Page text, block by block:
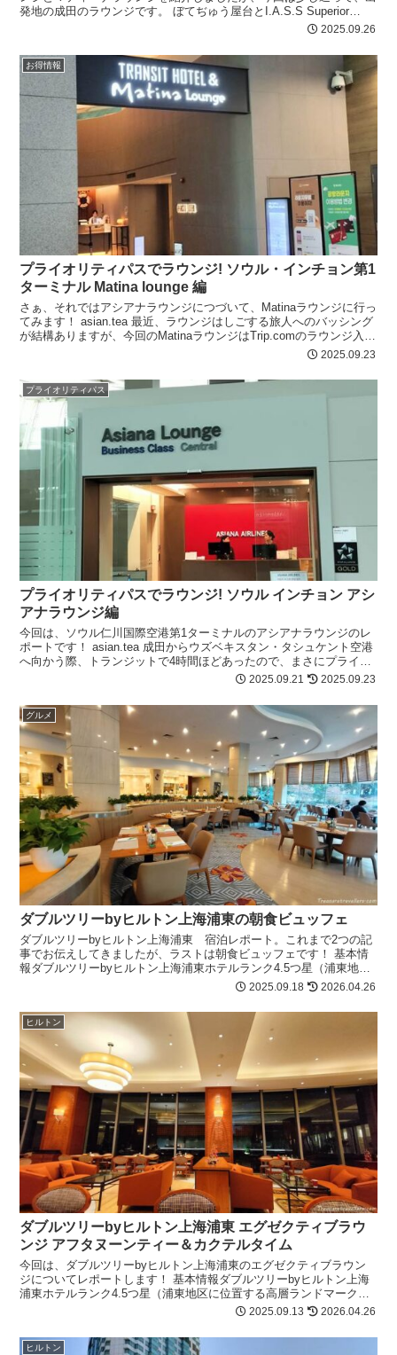
発地の成田のラウンジです。 ぼてぢゅう屋台とI.A.S.S Superior
2025.09.26
お得情報
プライオリティパスでラウンジ! ソウル・インチョン第1
ターミナル Matina lounge 編
さぁ、それではアシアナラウンジにつづいて、Matinaラウンジに行っ
てみます！ asian.tea 最近、ラウンジはしごする旅人へのバッシング
が結構ありますが、今回のMatinaラウンジはTrip.comのラウンジ入場
2025.09.23
プライオリティパス
プライオリティパスでラウンジ! ソウル インチョン アシ
アナラウンジ編
今回は、ソウル仁川国際空港第1ターミナルのアシアナラウンジのレ
ポートです！ asian.tea 成田からウズベキスタン・タシュケント空港
へ向かう際、トランジットで4時間ほどあったので、まさにプライオ
2025.09.21 2025.09.23
グルメ
ダブルツリーbyヒルトン上海浦東の朝食ビュッフェ
ダブルツリーbyヒルトン上海浦東 宿泊レポート。これまで2つの記
事でお伝えしてきましたが、ラストは朝食ビュッフェです！ 基本情
報ダブルツリーbyヒルトン上海浦東ホテルランク4.5つ星（浦東地区
2025.09.18 2026.04.26
ヒルトン
ダブルツリーbyヒルトン上海浦東 エグゼクティブラウ
ンジ アフタヌーンティー＆カクテルタイム
今回は、ダブルツリーbyヒルトン上海浦東のエグゼクティブラウン
ジについてレポートします！ 基本情報ダブルツリーbyヒルトン上海
浦東ホテルランク4.5つ星（浦東地区に位置する高層ランドマークホ
2025.09.13 2026.04.26
ヒルトン